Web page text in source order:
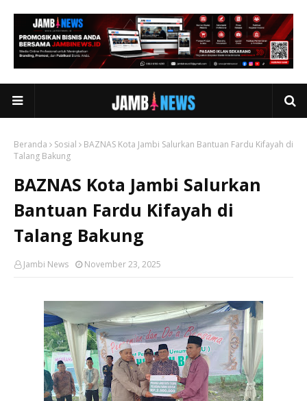
Beranda Sosial
BAZNAS Kota Jambi Salurkan Bantuan Fardu Kifayah di
Talang Bakung
BAZNAS Kota Jambi Salurkan
Bantuan Fardu Kifayah di
Talang Bakung
Jambi News November 23, 2025